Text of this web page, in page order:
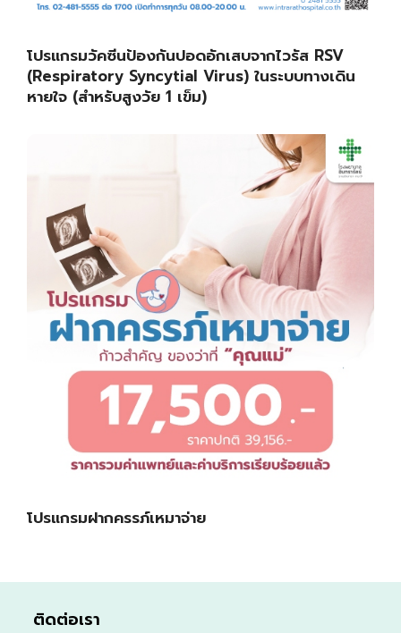
โปรแกรมวัคซีนป้องกันปอดอักเสบจากไวรัส RSV
(Respiratory Syncytial Virus) ในระบบทางเดิน
หายใจ (สำหรับสูงวัย 1 เข็ม)
โปรแกรมฝากครรภ์เหมาจ่าย
ติดต่อเรา